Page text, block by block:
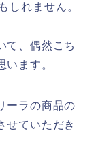
しれません。
て、偶然こち
ます。
ーラの商品の
せていただき